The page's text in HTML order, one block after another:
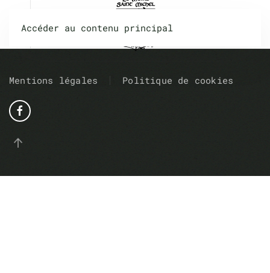
Accéder au contenu principal
Mentions légales Politique de cookies